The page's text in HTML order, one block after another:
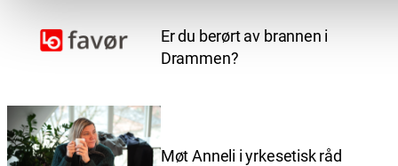
Er du berørt av brannen i
Drammen?
Møt Anneli i yrkesetisk råd